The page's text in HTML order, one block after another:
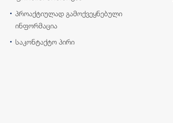
პროაქტიულად გამოქვეყნებული
ინფორმაცია
საკონტაქტო პირი